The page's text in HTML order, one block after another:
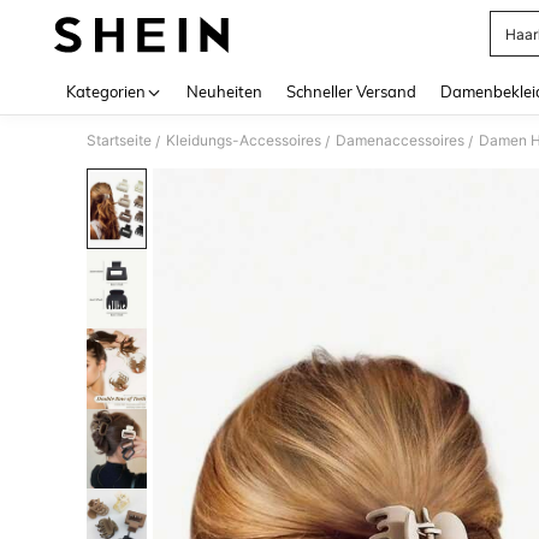
Kategorien Neuheiten Schneller Versand
Startseite / Kleidungs-Accessoires / Damenaccessoires / Damen